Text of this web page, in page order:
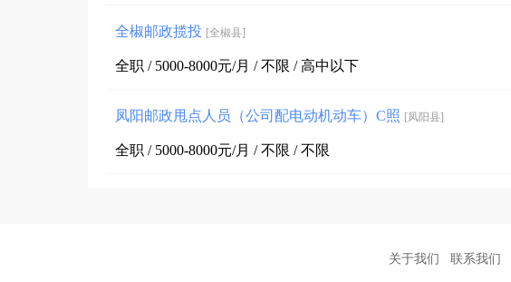
全椒邮政揽投 [全椒县]
全职 / 5000-8000元/月 / 不限 / 高中以下
凤阳邮政甩点人员（公司配电动机动车）C照 [凤阳县]
全职 / 5000-8000元/月 / 不限 / 不限
关于我们 联系我们